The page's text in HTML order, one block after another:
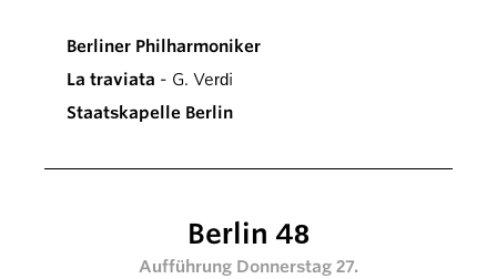
Berliner Philharmoniker
La traviata - G. Verdi
Staatskapelle Berlin
Berlin 48
Aufführung Donnerstag 27.